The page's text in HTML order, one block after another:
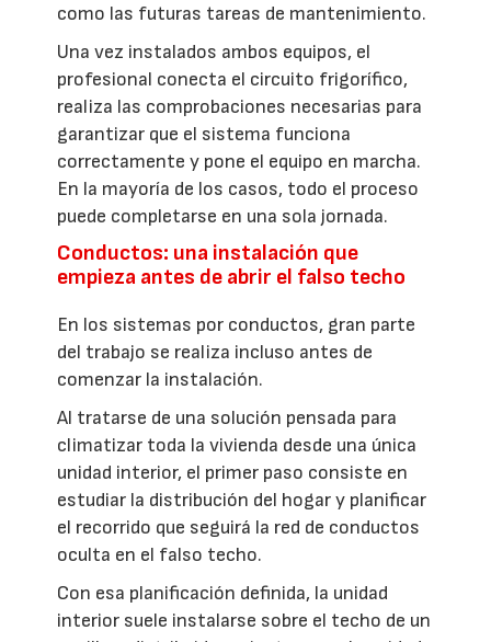
como las futuras tareas de mantenimiento.
Una vez instalados ambos equipos, el
profesional conecta el circuito frigorífico,
realiza las comprobaciones necesarias para
garantizar que el sistema funciona
correctamente y pone el equipo en marcha.
En la mayoría de los casos, todo el proceso
puede completarse en una sola jornada.
Conductos: una instalación que
empieza antes de abrir el falso techo
En los sistemas por conductos, gran parte
del trabajo se realiza incluso antes de
comenzar la instalación.
Al tratarse de una solución pensada para
climatizar toda la vivienda desde una única
unidad interior, el primer paso consiste en
estudiar la distribución del hogar y planificar
el recorrido que seguirá la red de conductos
oculta en el falso techo.
Con esa planificación definida, la unidad
interior suele instalarse sobre el techo de un